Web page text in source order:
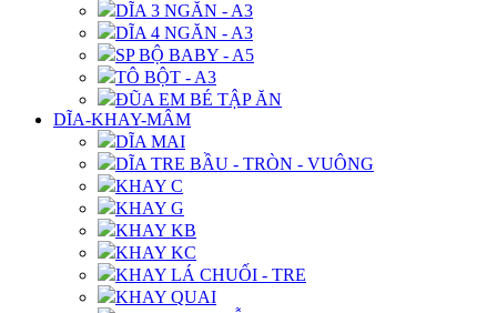
DĨA 3 NGĂN - A3
DĨA 4 NGĂN - A3
SP BỘ BABY - A5
TÔ BỘT - A3
ĐŨA EM BÉ TẬP ĂN
DĨA-KHAY-MÂM
DĨA MAI
DĨA TRE BẦU - TRÒN - VUÔNG
KHAY C
KHAY G
KHAY KB
KHAY KC
KHAY LÁ CHUỐI - TRE
KHAY QUAI